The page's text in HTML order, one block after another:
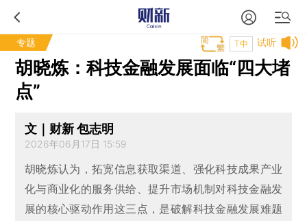
专题 试听
T中
胡晓炼：科技金融发展面临“四大堵
点”
文｜财新 包志明
2026年06月17日 15:59
胡晓炼认为，拓宽信息获取渠道、强化科技成果产业
化与商业化的服务供给、提升市场机制对科技金融发
展的核心驱动作用这三点，是破解科技金融发展难题